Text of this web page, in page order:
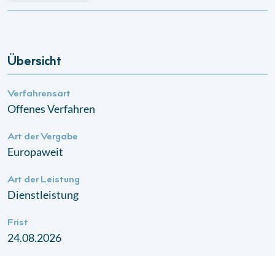
Übersicht
Verfahrensart
Offenes Verfahren
Art der Vergabe
Europaweit
Art der Leistung
Dienstleistung
Frist
24.08.2026